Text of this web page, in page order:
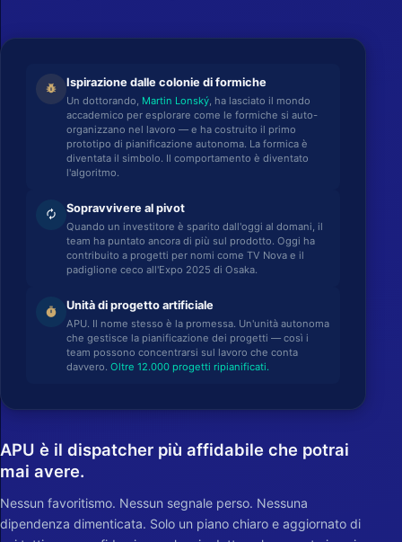
pest_control Ispirazione dalle colonie di formiche
Un dottorando, Martin Lonský , ha lasciato il mondo
accademico per esplorare come le formiche si auto-
organizzano nel lavoro — e ha costruito il primo
prototipo di pianificazione autonoma. La formica è
diventata il simbolo. Il comportamento è diventato
l'algoritmo.
autorenew Sopravvivere al pivot
Quando un investitore è sparito dall'oggi al domani, il
team ha puntato ancora di più sul prodotto. Oggi ha
contribuito a progetti per nomi come TV Nova e il
padiglione ceco all'Expo 2025 di Osaka.
timer Unità di progetto artificiale
APU. Il nome stesso è la promessa. Un'unità autonoma
che gestisce la pianificazione dei progetti — così i
team possono concentrarsi sul lavoro che conta
davvero.Oltre 12.000 progetti ripianificati.
APU è il dispatcher più affidabile che potrai
mai avere.
Nessun favoritismo. Nessun segnale perso. Nessuna
dipendenza dimenticata. Solo un piano chiaro e aggiornato di